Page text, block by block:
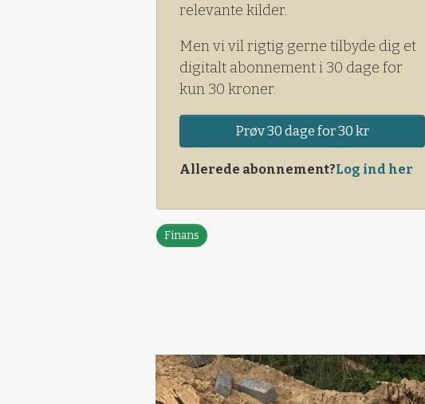
relevante kilder.
Men vi vil rigtig gerne tilbyde dig et
digitalt abonnement i 30 dage for
kun 30 kroner.
Prøv 30 dage for 30 kr
Allerede abonnement?Log ind her
Finans